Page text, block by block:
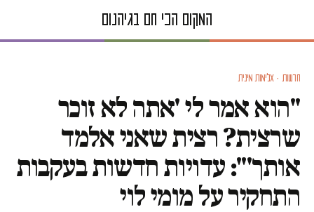
חדשות · אלימות מינית
"הוא אמר לי 'אתה לא זוכר
שרצית? רצית שאני אלמד
אותך'": עדויות חדשות בעקבות
התחקיר על מומי לוי